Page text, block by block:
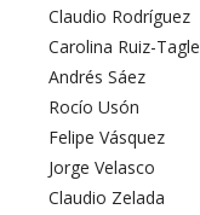
Claudio Rodríguez
Carolina Ruiz-Tagle
Andrés Sáez
Rocío Usón
Felipe Vásquez
Jorge Velasco
Claudio Zelada